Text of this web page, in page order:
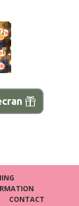
CONTACT